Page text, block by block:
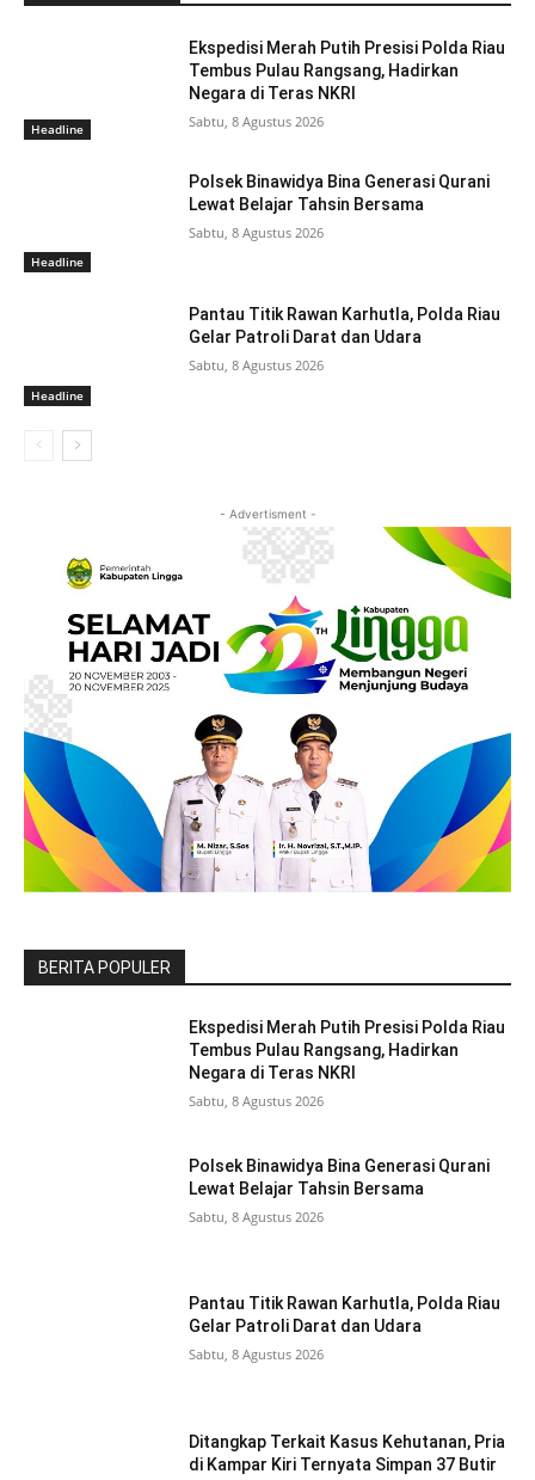
Headline
Ekspedisi Merah Putih Presisi Polda Riau
Tembus Pulau Rangsang, Hadirkan
Negara di Teras NKRI
Sabtu, 8 Agustus 2026
Headline
Polsek Binawidya Bina Generasi Qurani
Lewat Belajar Tahsin Bersama
Sabtu, 8 Agustus 2026
Headline
Pantau Titik Rawan Karhutla, Polda Riau
Gelar Patroli Darat dan Udara
Sabtu, 8 Agustus 2026
- Advertisment -
BERITA POPULER
Ekspedisi Merah Putih Presisi Polda Riau
Tembus Pulau Rangsang, Hadirkan
Negara di Teras NKRI
Sabtu, 8 Agustus 2026
Polsek Binawidya Bina Generasi Qurani
Lewat Belajar Tahsin Bersama
Sabtu, 8 Agustus 2026
Pantau Titik Rawan Karhutla, Polda Riau
Gelar Patroli Darat dan Udara
Sabtu, 8 Agustus 2026
Ditangkap Terkait Kasus Kehutanan, Pria
di Kampar Kiri Ternyata Simpan 37 Butir